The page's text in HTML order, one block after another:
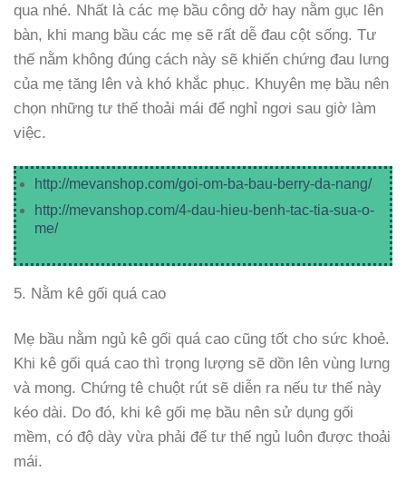
qua nhé. Nhất là các mẹ bầu công dở hay nằm gục lên
bàn, khi mang bầu các mẹ sẽ rất dễ đau cột sống. Tư
thế nằm không đúng cách này sẽ khiến chứng đau lưng
của mẹ tăng lên và khó khắc phục. Khuyên mẹ bầu nên
chọn những tư thế thoải mái để nghỉ ngơi sau giờ làm
việc.
http://mevanshop.com/goi-om-ba-bau-berry-da-nang/
http://mevanshop.com/4-dau-hieu-benh-tac-tia-sua-o-
me/
5. Nằm kê gối quá cao
Mẹ bầu nằm ngủ kê gối quá cao cũng tốt cho sức khoẻ.
Khi kê gối quá cao thì trọng lượng sẽ dồn lên vùng lưng
và mong. Chứng tê chuột rút sẽ diễn ra nếu tư thế này
kéo dài. Do đó, khi kê gối mẹ bầu nên sử dụng gối
mềm, có độ dày vừa phải để tư thế ngủ luôn được thoải
mái.